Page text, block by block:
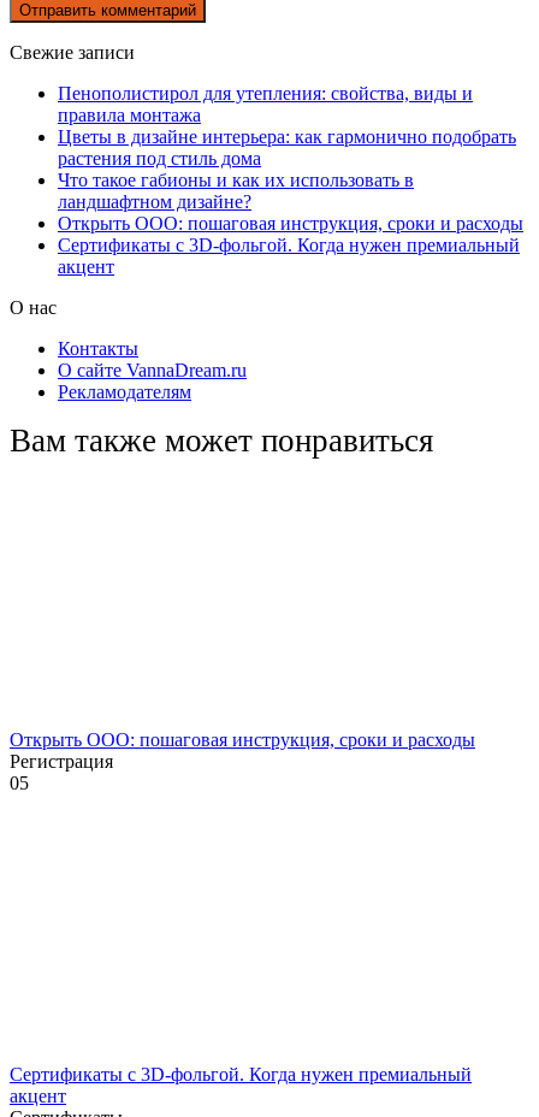
Свежие записи
Пенополистирол для утепления: свойства, виды и
правила монтажа
Цветы в дизайне интерьера: как гармонично подобрать
растения под стиль дома
Что такое габионы и как их использовать в
ландшафтном дизайне?
Открыть ООО: пошаговая инструкция, сроки и расходы
Сертификаты с 3D-фольгой. Когда нужен премиальный
акцент
О нас
Контакты
О сайте VannaDream.ru
Рекламодателям
Вам также может понравиться
Открыть ООО: пошаговая инструкция, сроки и расходы
Регистрация
05
Сертификаты с 3D-фольгой. Когда нужен премиальный
акцент